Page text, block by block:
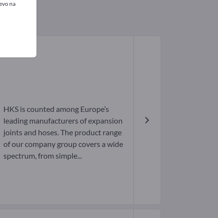
HKS is counted among Europe’s
leading manufacturers of expansion
joints and hoses. The product range
of our company group covers a wide
spectrum, from simple...
na